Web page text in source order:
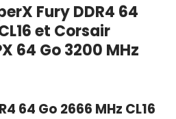
Fury DDR4 64
et Corsair
64 Go 3200 MHz
64 Go 2666 MHz CL16